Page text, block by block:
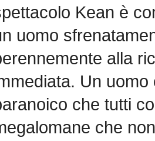
Kean è
uomo
alla
Un
che tutti
che